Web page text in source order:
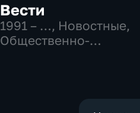
Вести
1991 – …, Новостные,
Общественно-